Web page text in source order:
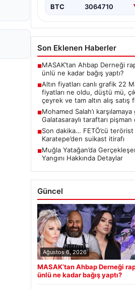
butlan kararı…
BTC 3064710
Son Eklenen Haberler
■MASAK’tan Ahbap Derneği
ünlü ne kadar bağış yaptı?
■Altın fiyatları canlı grafik 22
fiyatları ne oldu, düştü mü,
çeyrek ve tam altın alış satış
■Mohamed Salah’ı
Galatasaraylı taraftarı
■Son dakika… FETÖ’cü
Karatepe’den suikast itirafı
■Muğla Yatağan’da
Yangını Hakkında Detaylar
Güncel
Ağustos 6, 2026
MASAK’tan Ahbap Derneği
ünlü ne kadar bağış yaptı?